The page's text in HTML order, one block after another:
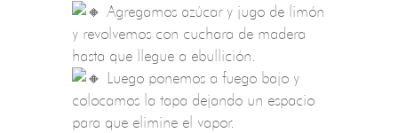
Agregamos azúcar y jugo de limón
y revolvemos con cuchara de madera
hasta que llegue a ebullición.
Luego ponemos a fuego bajo y
colocamos la tapa dejando un espacio
para que elimine el vapor.